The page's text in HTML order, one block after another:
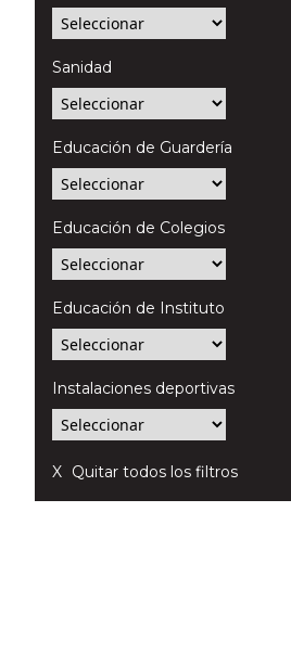
Sanidad
Educación de Guardería
Educación de Colegios
Educación de Instituto
Instalaciones deportivas
Quitar todos los filtros